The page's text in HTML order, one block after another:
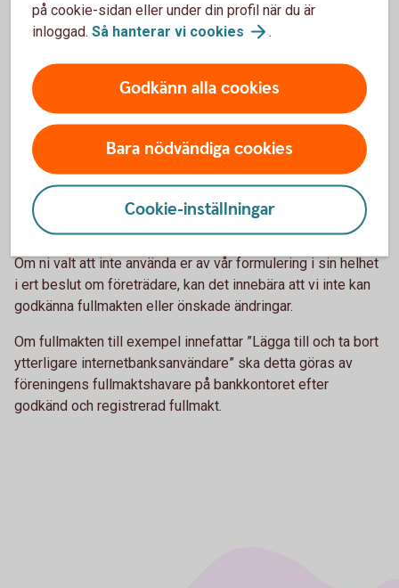
Fullmakt ideell förening
Blanketten Fullmakt Ideell förening är ett komplement till
beslutet om företrädare.
Fullmakten tydliggör vad företrädarskapet faktiskt innebär
mot specifikt Sparbanken Mälardalen - vilka personer som
får utföra vilka rättshandlingar med fullmakten som stöd
utan styrelsens/föreningens specifika godkännande för
den aktuella åtgärden.
Om ni valt att inte använda er av vår formulering i sin helhet
i ert beslut om företrädare, kan det innebära att vi inte kan
godkänna fullmakten eller önskade ändringar.
Om fullmakten till exempel innefattar ”Lägga till och ta bort
ytterligare internetbanksanvändare” ska detta göras av
föreningens fullmaktshavare på bankkontoret efter
godkänd och registrerad fullmakt.
på cookie-sidan eller under din profil när du är
inloggad. Så hanterar vi cookies .
Godkänn alla cookies
Bara nödvändiga cookies
Cookie-inställningar